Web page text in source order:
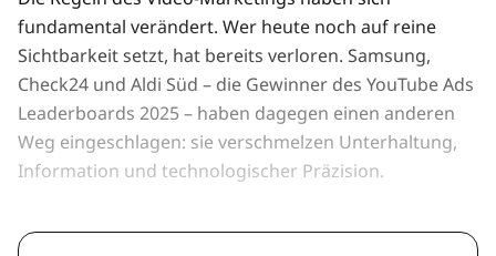
fundamental verändert. Wer heute noch auf reine
Sichtbarkeit setzt, hat bereits verloren. Samsung,
Check24 und Aldi Süd – die Gewinner des YouTube Ads
Leaderboards 2025 – haben dagegen einen anderen
Weg eingeschlagen: sie verschmelzen Unterhaltung,
Information und technologischer Präzision.